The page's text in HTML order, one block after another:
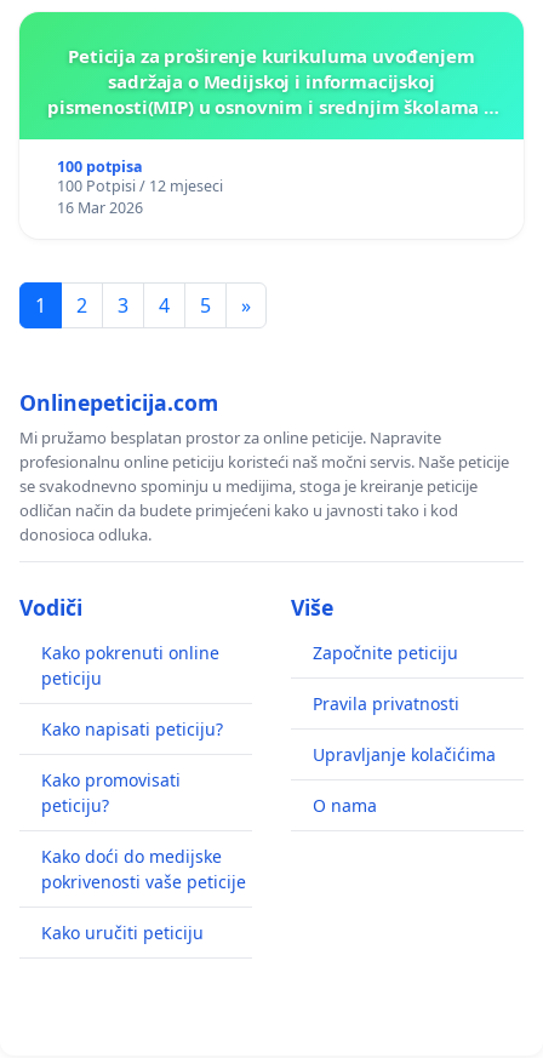
Peticija za proširenje kurikuluma uvođenjem
sadržaja o Medijskoj i informacijskoj
pismenosti(MIP) u osnovnim i srednjim školama u
100 potpisa
100 Potpisi / 12 mjeseci
16 Mar 2026
1 2 3 4 5 »
Onlinepeticija.com
Mi pružamo besplatan prostor za online peticije. Napravite
profesionalnu online peticiju koristeći naš močni servis. Naše peticije
se svakodnevno spominju u medijima, stoga je kreiranje peticije
odličan način da budete primjećeni kako u javnosti tako i kod
donosioca odluka.
Vodiči
Kako pokrenuti online
peticiju
Kako napisati peticiju?
Kako promovisati
peticiju?
Kako doći do medijske
pokrivenosti vaše peticije
Kako uručiti peticiju
Više
Započnite peticiju
Pravila privatnosti
Upravljanje kolačićima
O nama